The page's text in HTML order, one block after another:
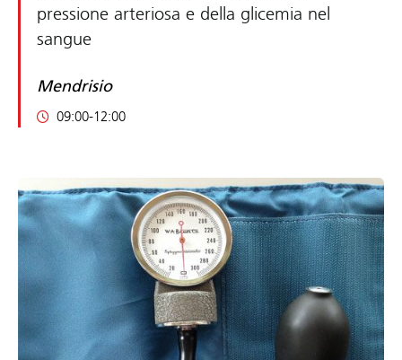
pressione arteriosa e della glicemia nel
sangue
Mendrisio
09:00-12:00